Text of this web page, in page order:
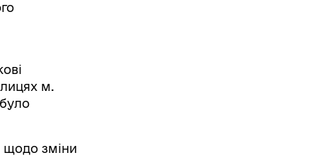
м.
щодо зміни